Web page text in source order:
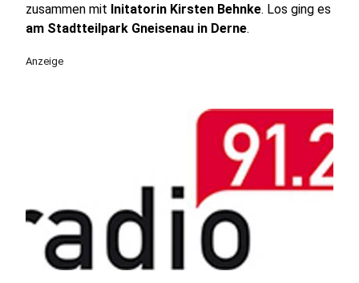
zusammen mit Initatorin Kirsten Behnke. Los ging es
am Stadtteilpark Gneisenau in Derne.
Anzeige